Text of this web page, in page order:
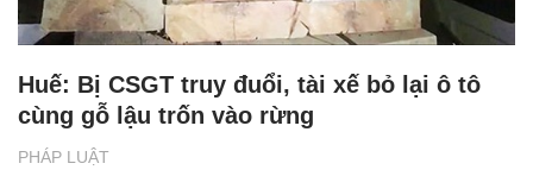
PHÁP LUẬT
Huế: Bị CSGT truy đuổi, tài xế bỏ lại ô tô
cùng gỗ lậu trốn vào rừng